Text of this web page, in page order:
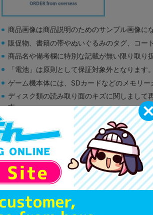
商品画像は商品説明のためのサンプル画像に
販促物、書籍の帯やぬいぐるみのタグ、コー
商品名や備考欄に特別な記載が無い限り取り
「電池」は原則として保証対象外となります。
ゲーム機本体には、SDカードなどのメモリー
ディスク類の読み取り面のキズに関しまして
す。
※詳細につきましてはコチラ
状態
状態 : A
オンライン
品切状態 1,690